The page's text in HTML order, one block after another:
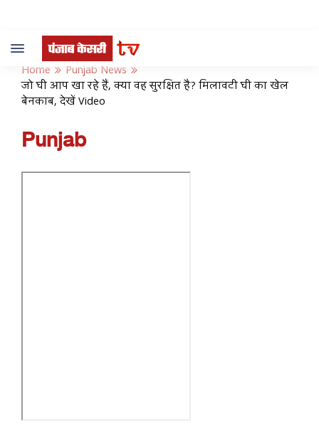
Toggle
navigation
Home
Punjab News
जो घी आप खा रहे हैं, क्या वह सुरक्षित है? मिलावटी घी का खेल
बेनकाब, देखें Video
Punjab